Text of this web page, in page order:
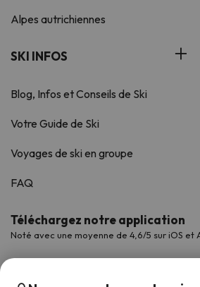
Alpes autrichiennes
SKI INFOS
Blog, Infos et Conseils de Ski
Votre Guide de Ski
Voyages de ski en groupe
FAQ
Téléchargez notre application
Noté avec une moyenne de 4,6/5 sur iOS et